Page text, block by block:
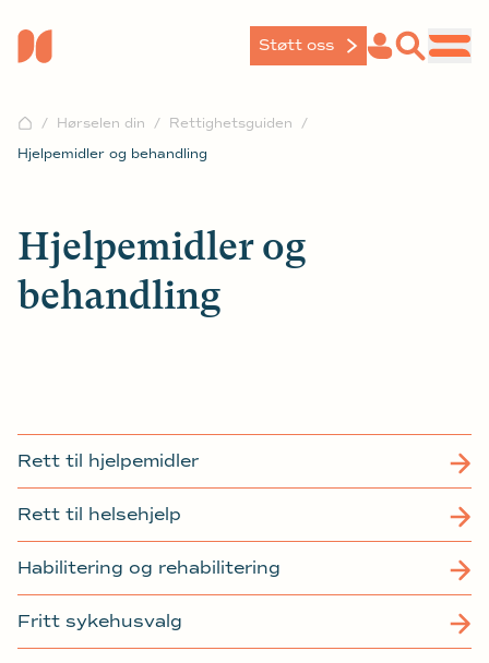
Støtt oss
Hørselen din
Rettighetsguiden
Hjelpemidler og behandling
Hjelpemidler og
behandling
Rett til hjelpemidler
Rett til helsehjelp
Habilitering og rehabilitering
Fritt sykehusvalg